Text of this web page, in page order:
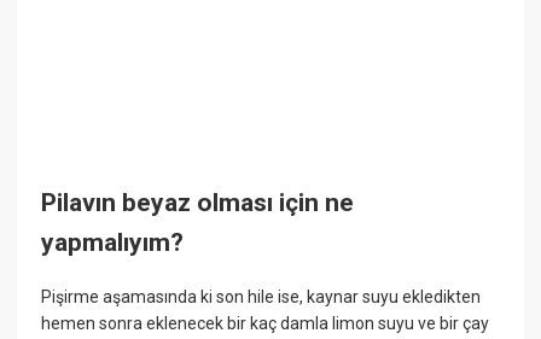
Pilavın beyaz olması için ne
yapmalıyım?
Pişirme aşamasında ki son hile ise, kaynar suyu ekledikten
hemen sonra eklenecek bir kaç damla limon suyu ve bir çay